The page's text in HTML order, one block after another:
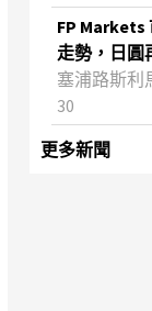
FP Markets
走勢，日圓
塞浦路斯利
30
更多新聞